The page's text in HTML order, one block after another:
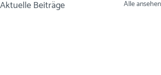
Aktuelle Beiträge Alle ansehen